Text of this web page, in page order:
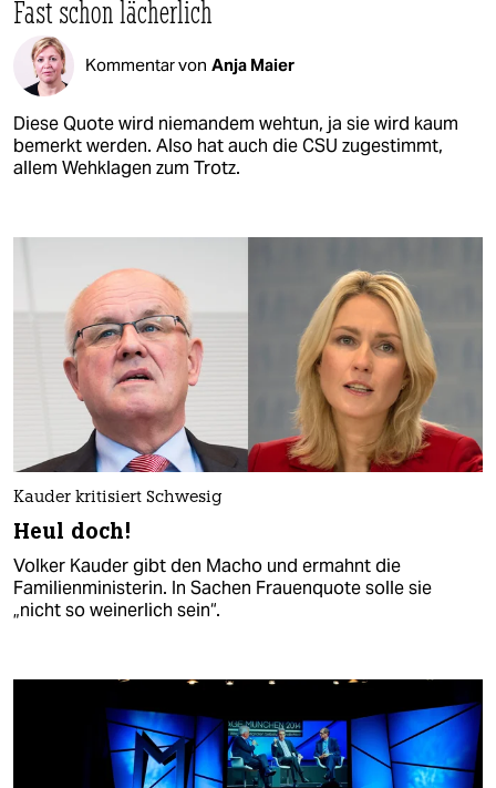
Fast schon lächerlich
Kommentar von Anja Maier
Diese Quote wird niemandem wehtun, ja sie wird kaum
bemerkt werden. Also hat auch die CSU zugestimmt,
allem Wehklagen zum Trotz.
Kauder kritisiert Schwesig
Heul doch!
Volker Kauder gibt den Macho und ermahnt die
Familienministerin. In Sachen Frauenquote solle sie
„nicht so weinerlich sein“.